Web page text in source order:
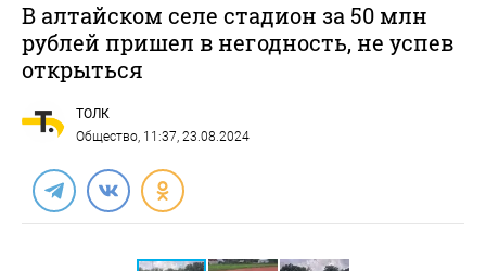
В алтайском селе стадион за 50 млн
рублей пришел в негодность, не успев
открыться
ТОЛК
Общество, 11:37, 23.08.2024